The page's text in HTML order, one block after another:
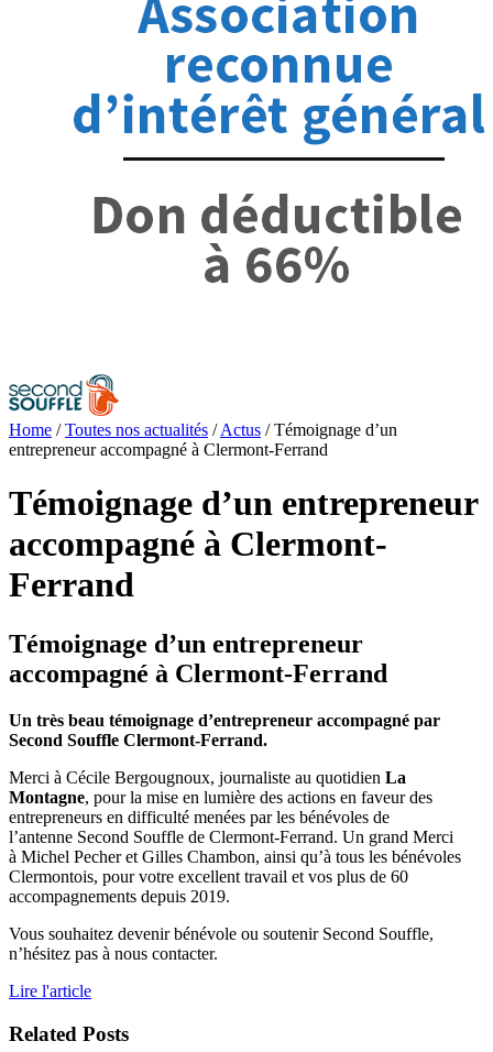
Home / Toutes nos actualités / Actus /Témoignage d’un
entrepreneur accompagné à Clermont-Ferrand
Témoignage d’un entrepreneur
accompagné à Clermont-
Ferrand
Témoignage d’un entrepreneur
accompagné à Clermont-Ferrand
Un très beau témoignage d’entrepreneur accompagné par
Second Souffle Clermont-Ferrand.
Merci à Cécile Bergougnoux, journaliste au quotidien La
Montagne, pour la mise en lumière des actions en faveur des
entrepreneurs en difficulté menées par les bénévoles de
l’antenne Second Souffle de Clermont-Ferrand. Un grand Merci
à Michel Pecher et Gilles Chambon, ainsi qu’à tous les bénévoles
Clermontois, pour votre excellent travail et vos plus de 60
accompagnements depuis 2019.
Vous souhaitez devenir bénévole ou soutenir Second Souffle,
n’hésitez pas à nous contacter.
Lire l'article
Related Posts